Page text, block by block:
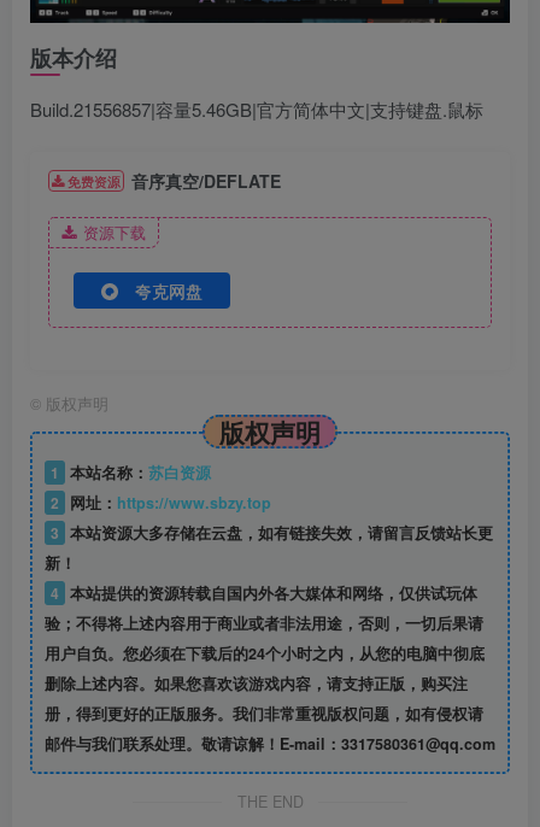
版本介绍
Build.21556857|容量5.46GB|官方简体中文|支持键盘.鼠标
免费资源 音序真空/DEFLATE
资源下载
夸克网盘
© 版权声明
版权声明
1 本站名称： 苏白资源
2
网址： https://www.sbzy.top
3 本站资源大多存储在云盘，如有链接失效，请留言反馈站长更
新！
4 本站提供的资源转载自国内外各大媒体和网络，仅供试玩体
验；不得将上述内容用于商业或者非法用途，否则，一切后果请
用户自负。您必须在下载后的24个小时之内，从您的电脑中彻底
删除上述内容。如果您喜欢该游戏内容，请支持正版，购买注
册，得到更好的正版服务。我们非常重视版权问题，如有侵权请
邮件与我们联系处理。敬请谅解！E-mail：3317580361@qq.com
THE END